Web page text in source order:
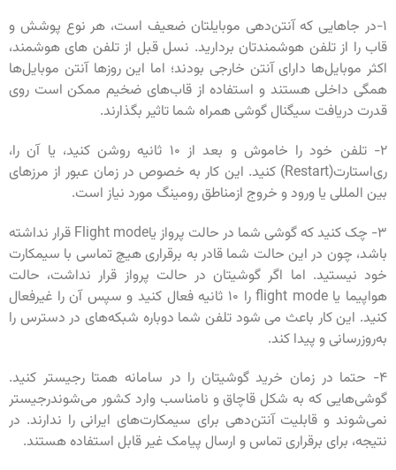
۱-در جاهایی که آنتن‌دهی موبایلتان ضعیف است، هر نوع پوشش و
قاب را از تلفن هوشمندتان بردارید. نسل قبل از تلفن های هوشمند،
اکثر موبایل‌ها دارای آنتن خارجی بودند؛ اما این روزها آنتن موبایل‌ها
همگی داخلی هستند و استفاده از قاب‌های ضخیم ممکن است روی
قدرت دریافت سیگنال گوشی همراه شما تاثیر بگذارند.
۲- تلفن خود را خاموش و بعد از ۱۰ ثانیه روشن کنید، یا آن را،
ری‌استارت(Restart) کنید. این کار به خصوص در زمان عبور از مرزهای
بین المللی یا ورود و خروج ازمناطق رومینگ مورد نیاز است.
۳- چک کنید که گوشی شما در حالت پرواز یاFlight mode قرار نداشته
باشد، چون در این حالت شما قادر به برقراری هیچ تماسی با سیمکارت
خود نیستید. اما اگر گوشیتان در حالت پرواز قرار نداشت، حالت
هواپیما یا flight mode را ۱۰ ثانیه فعال کنید و سپس آن را غیرفعال
کنید. این کار باعث می شود تلفن شما دوباره شبکه‌های در دسترس را
به‌روزرسانی و پیدا کند.
۴- حتما در زمان خرید گوشیتان را در سامانه همتا رجیستر کنید.
گوشی‌هایی که به شکل قاچاق و نامناسب وارد کشور می‌شوندرجیستر
نمی‌شوند و قابلیت آنتن‌دهی برای سیمکارت‌های ایرانی را ندارند. در
نتیجه، برای برقراری تماس و ارسال پیامک غیر قابل استفاده هستند.